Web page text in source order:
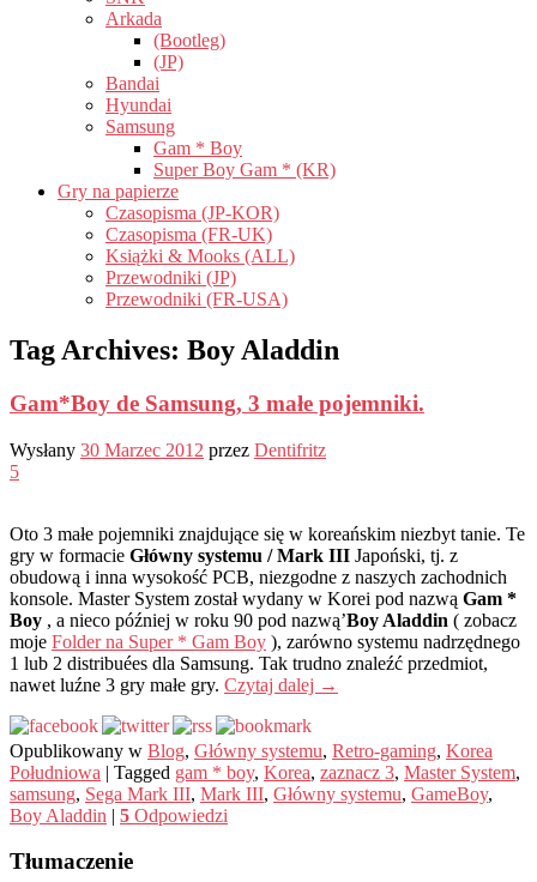
Arkada
(Bootleg)
(JP)
Bandai
Hyundai
Samsung
Gam * Boy
Super Boy Gam * (KR)
Gry na papierze
Czasopisma (JP-KOR)
Czasopisma (FR-UK)
Książki & Mooks (ALL)
Przewodniki (JP)
Przewodniki (FR-USA)
Tag Archives: Boy Aladdin
Gam*Boy de Samsung, 3 małe pojemniki.
Wysłany 30 Marzec 2012 przez Dentifritz
5
Oto 3 małe pojemniki znajdujące się w koreańskim niezbyt tanie. Te
gry w formacie Główny systemu / Mark III Japoński, tj. z
obudową i inna wysokość PCB, niezgodne z naszych zachodnich
konsole. Master System został wydany w Korei pod nazwą Gam *
Boy , a nieco później w roku 90 pod nazwą’Boy Aladdin ( zobacz
moje Folder na Super * Gam Boy ), zarówno systemu nadrzędnego
1 lub 2 distribuées dla Samsung. Tak trudno znaleźć przedmiot,
nawet luźne 3 gry małe gry. Czytaj dalej →
Opublikowany w Blog, Główny systemu, Retro-gaming, Korea
Południowa | Tagged gam * boy, Korea, zaznacz 3, Master System,
samsung, Sega Mark III, Mark III, Główny systemu, GameBoy,
Boy Aladdin | 5 Odpowiedzi
Tłumaczenie